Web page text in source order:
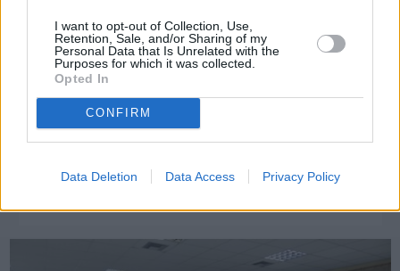
I want to opt-out of Collection, Use,
Retention, Sale, and/or Sharing of my
Personal Data that Is Unrelated with the
Purposes for which it was collected.
Opted In
CONFIRM
Data Deletion Data Access Privacy Policy